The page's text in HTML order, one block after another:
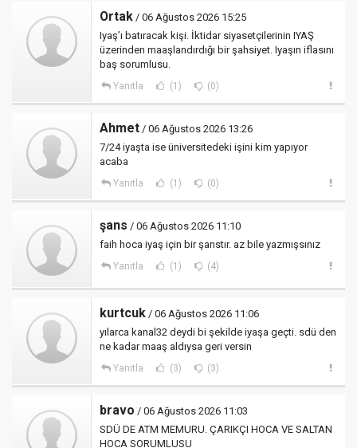
Ortak / 06 Ağustos 2026 15:25
Iyaş’ı batıracak kişi. İktidar siyasetçilerinin IYAŞ
üzerinden maaşlandırdığı bir şahsiyet. Iyaşın iflasını
baş sorumlusu.
Yanıtla (1) (0)
Ahmet / 06 Ağustos 2026 13:26
7/24 iyaşta ise üniversitedeki işini kim yapıyor
acaba
Yanıtla (1) (0)
şans / 06 Ağustos 2026 11:10
faih hoca iyaş için bir şanstır. az bile yazmışsınız
Yanıtla (1) (4)
kurtcuk / 06 Ağustos 2026 11:06
yılarca kanal32 deydi bi şekilde iyaşa geçti. sdü den
ne kadar maaş aldıysa geri versin
Yanıtla (3) (3)
bravo / 06 Ağustos 2026 11:03
SDÜ DE ATM MEMURU. ÇARIKÇI HOCA VE SALTAN
HOCA SORUMLUSU